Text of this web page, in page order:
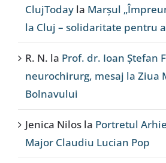
ClujToday la Marșul
la Cluj – solidaritate pentru
R. N. la Prof. dr. Ioan Ștefan
neurochirurg, mesaj la Ziua
Bolnavului
Jenica Nilos la Portretul
Major Claudiu Lucian Pop